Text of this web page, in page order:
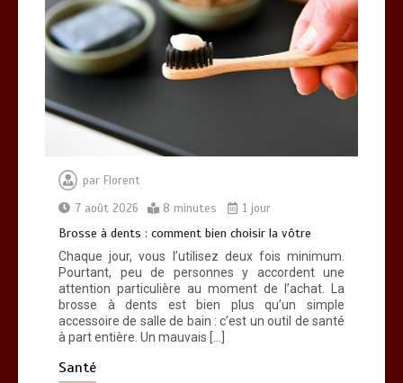
par Florent
7 août 2026
8 minutes 1 jour
Brosse à dents : comment bien choisir la vôtre
Chaque jour, vous l’utilisez deux fois minimum.
Pourtant, peu de personnes y accordent une
attention particulière au moment de l’achat. La
brosse à dents est bien plus qu’un simple
accessoire de salle de bain : c’est un outil de santé
à part entière. Un mauvais […]
Santé